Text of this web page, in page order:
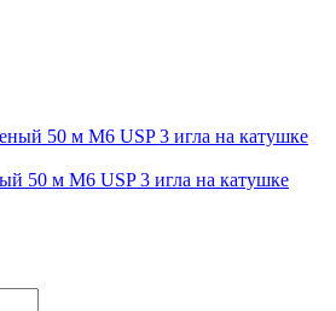
50 м М6 USP 3 игла на катушке